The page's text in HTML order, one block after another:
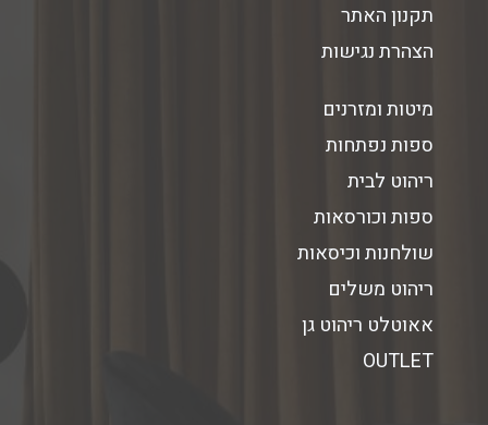
תקנון האתר
הצהרת נגישות
מיטות ומזרנים
ספות נפתחות
ריהוט לבית
ספות וכורסאות
שולחנות וכיסאות
ריהוט משלים
אאוטלט ריהוט גן
OUTLET